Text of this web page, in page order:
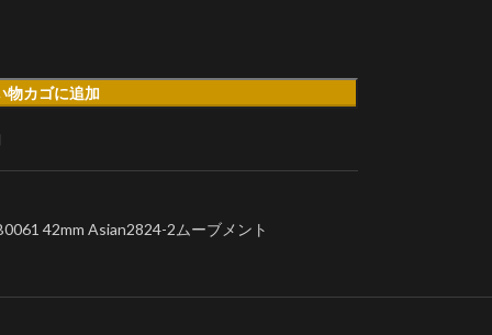
物カゴに追加
42mm Asian2824-2ムーブメント